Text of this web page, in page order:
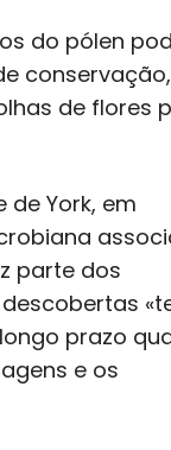
do pólen
de flores
de York, em
parte dos
prazo
e os